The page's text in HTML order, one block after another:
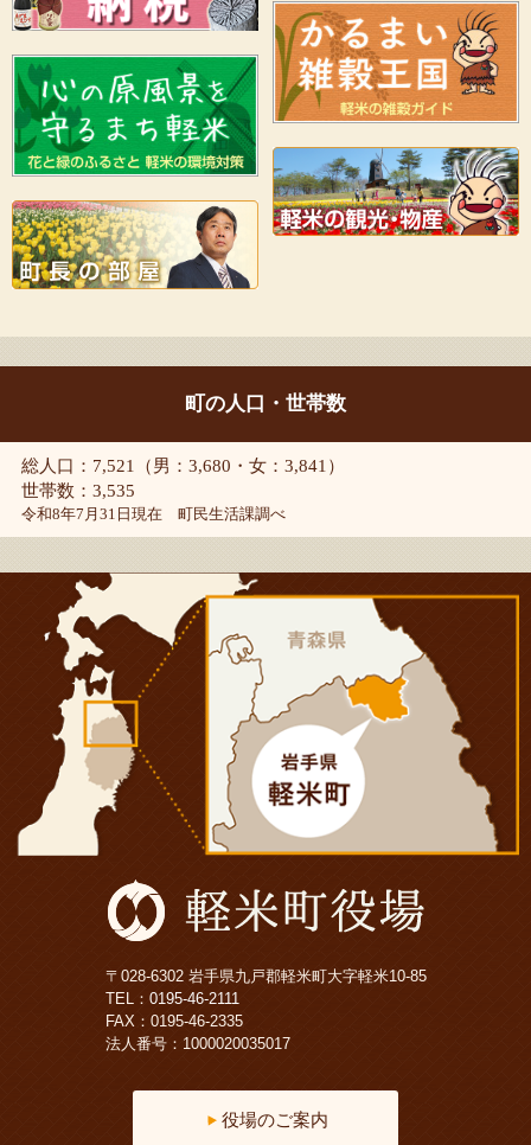
町の人口・世帯数
総人口：7,521（男：3,680・女：3,841）
世帯数：3,535
令和8年7月31日現在 町民生活課調べ
〒028-6302 岩手県九戸郡軽米町大字軽米10-85
TEL： 0195-46-2111
FAX：0195-46-2335
法人番号：1000020035017
役場のご案内